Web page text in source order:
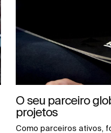
O seu parceiro
projetos
Como parceiros ativos,